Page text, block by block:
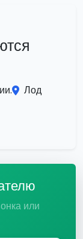
Лод
или